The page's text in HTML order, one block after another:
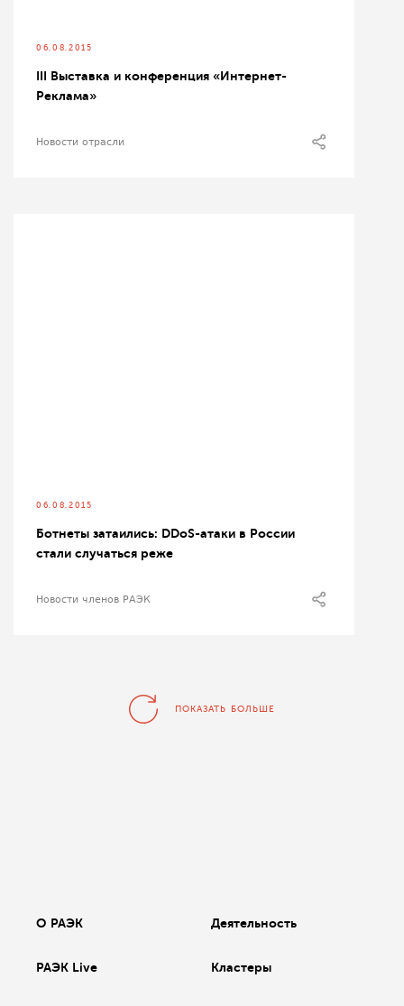
06.08.2015
III Выставка и конференция «Интернет-
Реклама»
Новости отрасли
06.08.2015
Ботнеты затаились: DDoS-атаки в России
стали случаться реже
Новости членов РАЭК
ПОКАЗАТЬ БОЛЬШЕ
О РАЭК Деятельность
РАЭК Live Кластеры